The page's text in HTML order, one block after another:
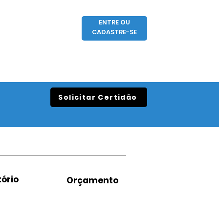
ENTRE OU
CADASTRE-SE
Solicitar Certidão
Orçamento